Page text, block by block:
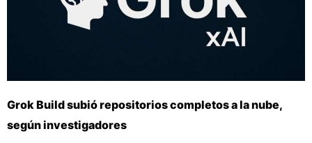
Grok Build subió repositorios completos a la nube,
según investigadores